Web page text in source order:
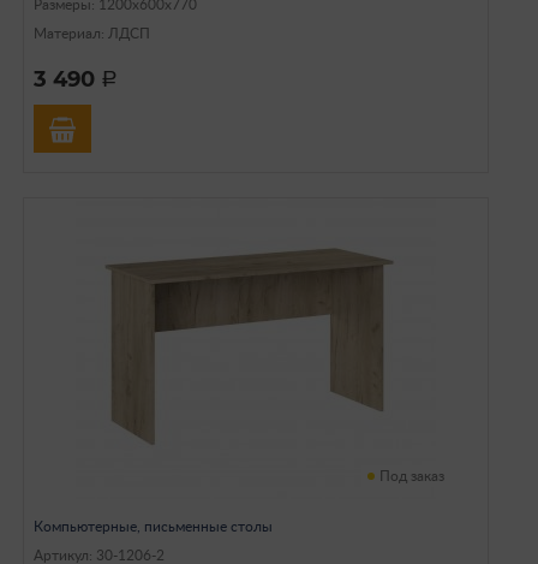
Размеры: 1200х600х770
Материал: ЛДСП
3 490 a
Под заказ
Компьютерные, письменные столы
Артикул: 30-1206-2